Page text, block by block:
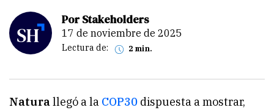
Por Stakeholders
17 de noviembre de 2025
Lectura de: 2 min.
Naturallegó a la COP30 dispuesta a mostrar,